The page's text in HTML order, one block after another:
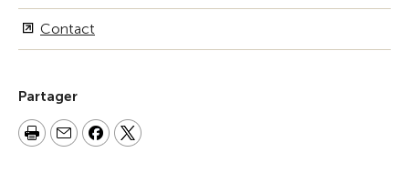
Contact
Partager